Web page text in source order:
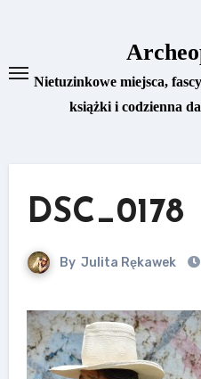
Nietuzinkowe miejsca,
książki i codzienna
DSC_0178
By Julita Rękawek